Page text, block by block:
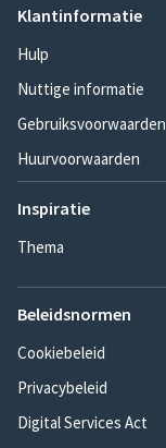
Klantinformatie
Hulp
Nuttige informatie
Gebruiksvoorwaarden
Huurvoorwaarden
Inspiratie
Thema
Beleidsnormen
Cookiebeleid
Privacybeleid
Digital Services Act